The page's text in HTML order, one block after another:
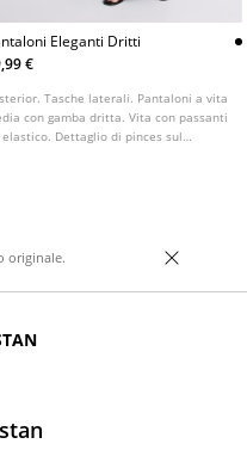
Eleganti Dritti
€
Tasche laterali. Pantaloni a vita
con gamba dritta. Vita con passanti
elastico. Dettaglio di pinces sul
originale.